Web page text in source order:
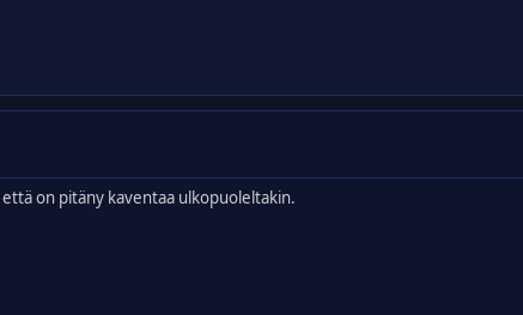
on pitäny kaventaa ulkopuoleltakin.